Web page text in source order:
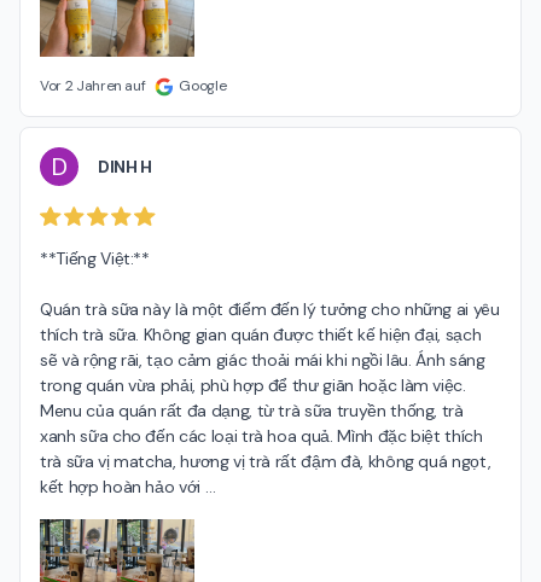
Vor 2 Jahren auf Google
D DINH H
**Tiếng Việt:**
Quán trà sữa này là một điểm đến lý tưởng cho những ai yêu
thích trà sữa. Không gian quán được thiết kế hiện đại, sạch
sẽ và rộng rãi, tạo cảm giác thoải mái khi ngồi lâu. Ánh sáng
trong quán vừa phải, phù hợp để thư giãn hoặc làm việc.
Menu của quán rất đa dạng, từ trà sữa truyền thống, trà
xanh sữa cho đến các loại trà hoa quả. Mình đặc biệt thích
trà sữa vị matcha, hương vị trà rất đậm đà, không quá ngọt,
kết hợp hoàn hảo với …